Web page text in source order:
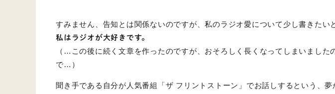
すみません、告知とは関係ないのですが、私のラジオ愛について少し書きたい
私はラジオが大好きです。
（…この後に続く文章を作ったのですが、おそろしく長くなってしまいました
で…）
聞き手である自分が人気番組「ザ フリントストーン」でお話しするという、